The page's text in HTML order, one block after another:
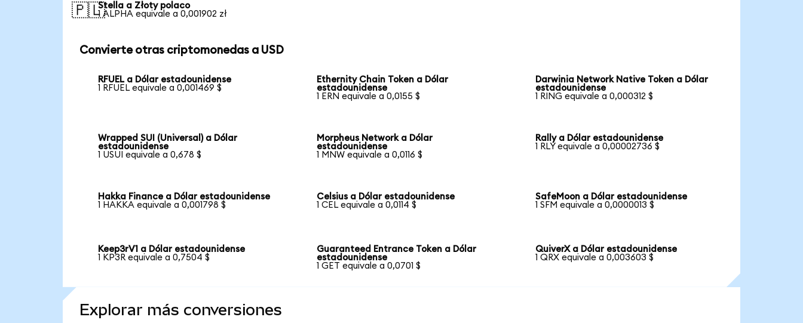
🇵🇱Stella a Złoty polaco
1 ALPHA equivale a 0,001902 zł
Convierte otras criptomonedas a USD
RFUEL a Dólar estadounidense
1 RFUEL equivale a 0,001469 $
Ethernity Chain Token a Dólar
estadounidense
1 ERN equivale a 0,0155 $
Darwinia Network Native Token a Dólar
estadounidense
1 RING equivale a 0,000312 $
Wrapped SUI (Universal) a Dólar
estadounidense
1 USUI equivale a 0,678 $
Morpheus Network a Dólar
estadounidense
1 MNW equivale a 0,0116 $
Rally a Dólar estadounidense
1 RLY equivale a 0,00002736 $
Hakka Finance a Dólar estadounidense
1 HAKKA equivale a 0,001798 $
Celsius a Dólar estadounidense
1 CEL equivale a 0,0114 $
SafeMoon a Dólar estadounidense
1 SFM equivale a 0,0000013 $
Keep3rV1 a Dólar estadounidense
1 KP3R equivale a 0,7504 $
Guaranteed Entrance Token a Dólar
estadounidense
1 GET equivale a 0,0701 $
QuiverX a Dólar estadounidense
1 QRX equivale a 0,003603 $
Explorar más conversiones